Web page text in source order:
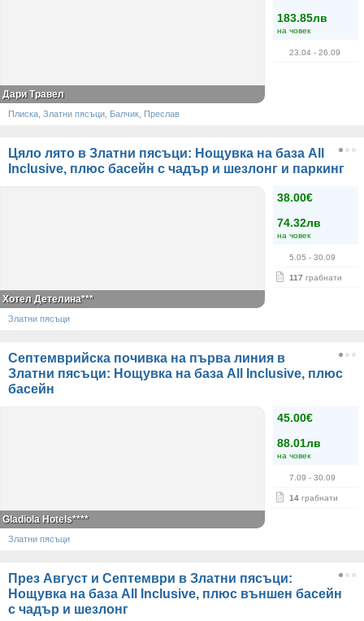
183.85лв
на човек
23.04 - 26.09
Дари Травел
Плиска, Златни пясъци, Балчик, Преслав
Цяло лято в Златни пясъци: Нощувка на база All
Inclusive, плюс басейн с чадър и шезлонг и паркинг
38.00€
74.32лв
на човек
5.05 - 30.09
117 грабнати
Хотел Детелина***
Златни пясъци
Септемврийска почивка на първа линия в
Златни пясъци: Нощувка на база All Inclusive, плюс
басейн
45.00€
88.01лв
на човек
7.09 - 30.09
14 грабнати
Gladiola Hotels****
Златни пясъци
През Август и Септември в Златни пясъци:
Нощувка на база All Inclusive, плюс външен басейн
с чадър и шезлонг